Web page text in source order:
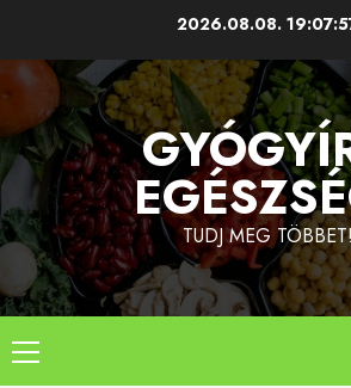
content
2026.08.08.
TUDJ MEG
Primary